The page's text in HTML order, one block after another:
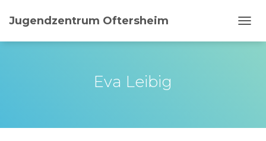
Jugendzentrum Oftersheim
Eva Leibig